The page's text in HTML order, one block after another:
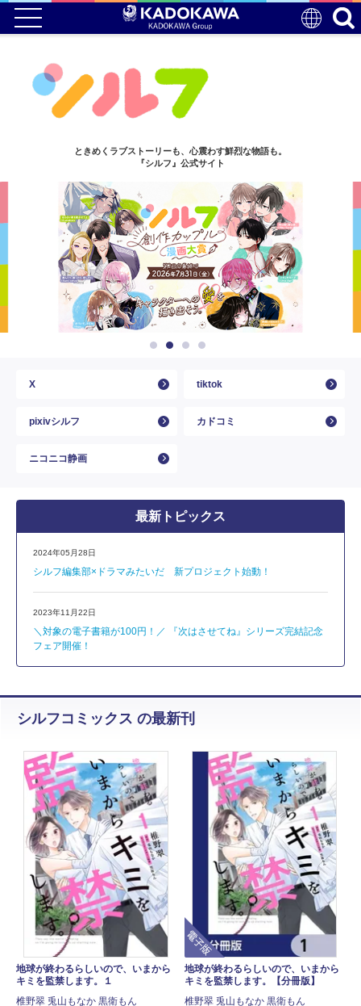
ときめくラブストーリーも、心震わす鮮烈な物語も。
『シルフ』公式サイト
X tiktok
pixivシルフ カドコミ
ニコニコ静画
最新トピックス
2024年05月28日
シルフ編集部×ドラマみたいだ 新プロジェクト始動！
2023年11月22日
＼対象の電子書籍が100円！／ 『次はさせてね』シリーズ完結記念
フェア開催！
シルフコミックス の最新刊
地球が終わるらしいので、いまから
キミを監禁します。１
椎野翠 兎山もなか 黒衛もん
電子版
地球が終わるらしいので、いまから
キミを監禁します。【分冊版】
椎野翠 兎山もなか 黒衛もん